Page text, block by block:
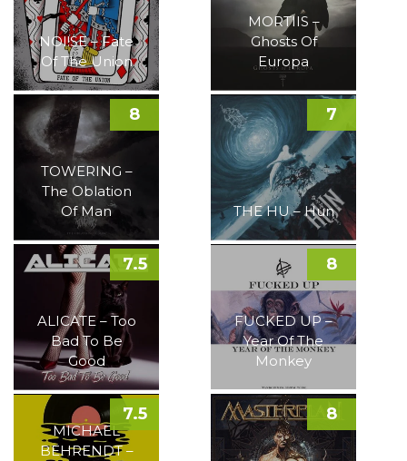
NOI!SE – Fate
Of The Union
MORTIIS –
Ghosts Of
Europa
TOWERING –
The Oblation
Of Man
8
THE HU – Hun
7
ALICATE – Too
Bad To Be
Good
7.5
FUCKED UP –
Year Of The
Monkey
8
MICHAEL
BEHRENDT –
7.5 8